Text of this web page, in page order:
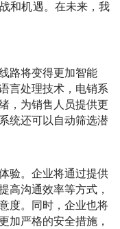
和机遇。在未来，我
路将变得更加智能
言处理技术，电销系
，为销售人员提供更
统还可以自动筛选潜
验。企业将通过提供
高沟通效率等方式，
度。同时，企业也将
加严格的安全措施，